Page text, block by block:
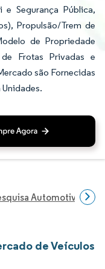
Segurança Pública,
Propulsão/Trem de
de Propriedade
Frotas Privadas e
são Fornecidas
Unidades.
Automotiva
de Veículos